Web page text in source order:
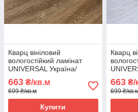
Кварц вініловий
вологостійкий ламінат
UNIVERSAL Україна/
Австрія 403/3 - 42 клас
663 ₴/кв.м
699 ₴/кв.м
Купити
Кварц
663₴/
699 ₴/